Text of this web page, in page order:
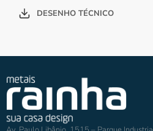
DESENHO TÉCNICO